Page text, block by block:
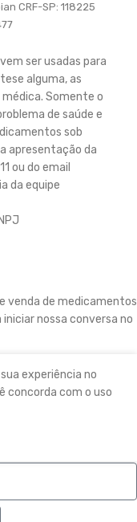
CRF-SP: 118225
ser usadas para
alguma, as
Somente o
de saúde e
sob
apresentação da
ou do email
da equipe
experiência no
concorda com o uso
venda de medicamentos
nossa conversa no